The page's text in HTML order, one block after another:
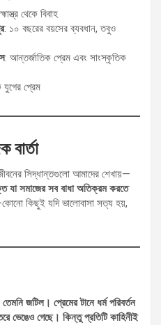
থেকে বিবাহ
: ১০ বছরের বয়সের ব্যবধান, তবুও
: আন্তর্জাতিক প্রেম এবং সাংস্কৃতিক
প্রেম
সিদ্ধান্তগুলো আমাদের শেখায়—
যা সমাজের সব বাধা অতিক্রম করতে
কিছুই যদি ভালোবাসা সত্য হয়,
জটিল। প্রেমের টানে ধর্ম পরিবর্তন
ভেঙেও গেছে। কিন্তু প্রতিটি কাহিনীই